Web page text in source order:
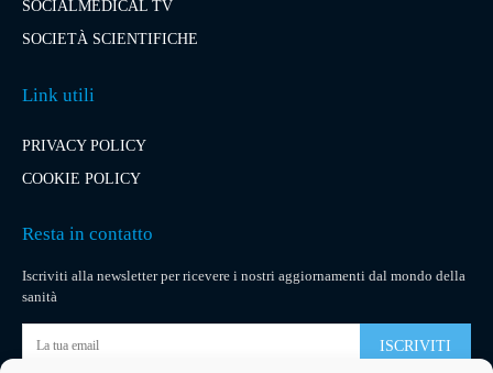
SOCIALMEDICAL TV
SOCIETÀ SCIENTIFICHE
Link utili
PRIVACY POLICY
COOKIE POLICY
Resta in contatto
Iscriviti alla newsletter per ricevere i nostri aggiornamenti dal mondo della
sanità
ISCRIVITI